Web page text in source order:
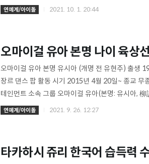
구와 헤어졌고, 카라 멤버들의 증언에 따르면, 데이
과의 대화에서) "결혼하고 싶어요." 하지만 아무도
연예계/아이돌 2021. 10. 1. 20:44
오마이걸 유아 본명 나이 육상
오마이걸 유아 본명 유시아 (개명 전 유현주) 출생
장르 댄스 팝 활동 시기 2015년 4월 20일~ 종교
테인먼트 소속 그룹 오마이걸 유아(본명: 유시아,
마이걸의 멤버로 활동 1995년 9월 17일에 서울에
연예계/아이돌 2021. 9. 26. 12:27
타카하시 쥬리 한국어 습득력